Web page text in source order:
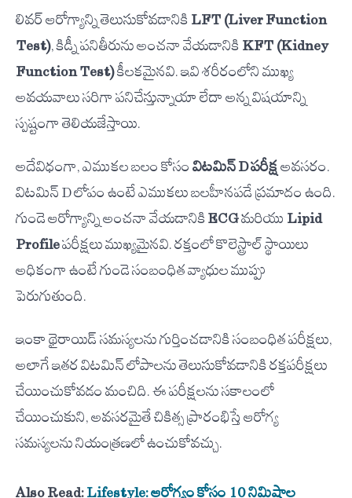
లివర్ ఆరోగ్యాన్ని తెలుసుకోవడానికి LFT (Liver Function
Test), కిడ్నీ పనితీరును అంచనా వేయడానికి KFT (Kidney
Function Test)కీలకమైనవి. ఇవి శరీరంలోని ముఖ్య
అవయవాలు సరిగా పనిచేస్తున్నాయా లేదా అన్న విషయాన్ని
స్పష్టంగా తెలియజేస్తాయి.
అదేవిధంగా, ఎముకల బలం కోసం విటమిన్ D పరీక్షఅవసరం.
విటమిన్ D లోపం ఉంటే ఎముకలు బలహీనపడే ప్రమాదం ఉంది.
గుండె ఆరోగ్యాన్ని అంచనా వేయడానికి ECGమరియు Lipid
Profileపరీక్షలు ముఖ్యమైనవి. రక్తంలో కొలెస్ట్రాల్ స్థాయిలు
అధికంగా ఉంటే గుండె సంబంధిత వ్యాధుల ముప్పు
పెరుగుతుంది.
ఇంకా థైరాయిడ్ సమస్యలను గుర్తించడానికి సంబంధిత పరీక్షలు,
అలాగే ఇతర విటమిన్ లోపాలను తెలుసుకోవడానికి రక్తపరీక్షలు
చేయించుకోవడం మంచిది. ఈ పరీక్షలను సకాలంలో
చేయించుకుని, అవసరమైతే చికిత్స ప్రారంభిస్తే ఆరోగ్య
సమస్యలను నియంత్రణలో ఉంచుకోవచ్చు.
Also Read:Lifestyle: ఆరోగ్యం కోసం 10 నిమిషాల